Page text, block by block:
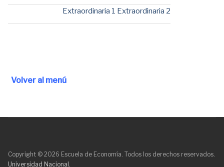
Extraordinaria 1 Extraordinaria 2
Volver al menú
Copyright © 2026 Escuela de Economía. Todos los derechos reservados.
Universidad Nacional.